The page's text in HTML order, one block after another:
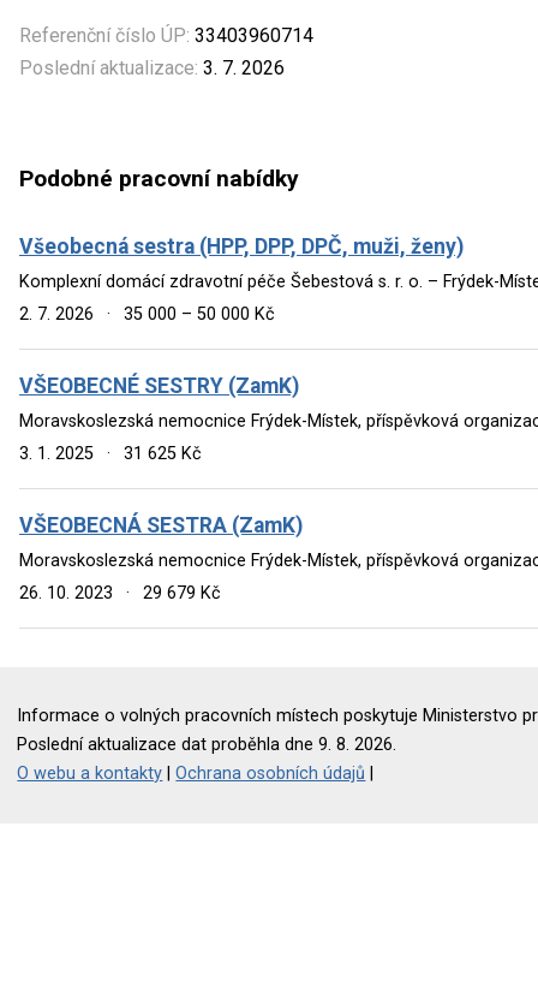
Referenční číslo ÚP: 33403960714
Poslední aktualizace: 3. 7. 2026
Podobné pracovní nabídky
Všeobecná sestra (HPP, DPP, DPČ, muži, ženy)
Komplexní domácí zdravotní péče Šebestová s. r. o. – Frýdek-
2. 7. 2026
· 35 000 – 50 000 Kč
VŠEOBECNÉ SESTRY (ZamK)
Moravskoslezská nemocnice Frýdek-Místek, příspěvková
3. 1. 2025
· 31 625 Kč
VŠEOBECNÁ SESTRA (ZamK)
Moravskoslezská nemocnice Frýdek-Místek, příspěvková
26. 10. 2023
· 29 679 Kč
Informace o volných pracovních místech poskytuje Ministerstvo
Poslední aktualizace dat proběhla dne 9. 8. 2026.
O webu a kontakty |Ochrana osobních údajů